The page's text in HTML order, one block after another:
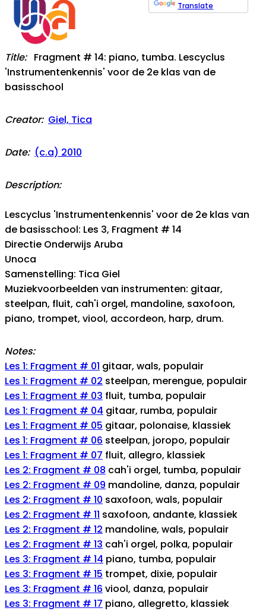
Translate
Title:Fragment # 14: piano, tumba. Lescyclus
'Instrumentenkennis' voor de 2e klas van de
basisschool
Creator: Giel, Tica
Date: (c.a) 2010
Description:
Lescyclus 'Instrumentenkennis' voor de 2e klas van
de basisschool: Les 3, Fragment # 14
Directie Onderwijs Aruba
Unoca
Samenstelling: Tica Giel
Muziekvoorbeelden van instrumenten: gitaar,
steelpan, fluit, cah'i orgel, mandoline, saxofoon,
piano, trompet, viool, accordeon, harp, drum.
Notes:
Les 1: Fragment # 01 gitaar, wals, populair
Les 1: Fragment # 02 steelpan, merengue, populair
Les 1: Fragment # 03 fluit, tumba, populair
Les 1: Fragment # 04 gitaar, rumba, populair
Les 1: Fragment # 05 gitaar, polonaise, klassiek
Les 1: Fragment # 06 steelpan, joropo, populair
Les 1: Fragment # 07 fluit, allegro, klassiek
Les 2: Fragment # 08 cah'i orgel, tumba, populair
Les 2: Fragment # 09 mandoline, danza, populair
Les 2: Fragment # 10 saxofoon, wals, populair
Les 2: Fragment # 11 saxofoon, andante, klassiek
Les 2: Fragment # 12 mandoline, wals, populair
Les 2: Fragment # 13 cah'i orgel, polka, populair
Les 3: Fragment # 14 piano, tumba, populair
Les 3: Fragment # 15 trompet, dixie, populair
Les 3: Fragment # 16 viool, danza, populair
Les 3: Fragment # 17 piano, allegretto, klassiek